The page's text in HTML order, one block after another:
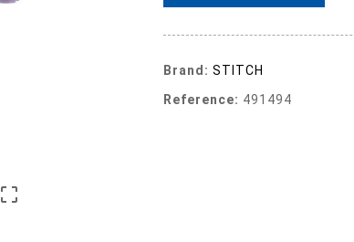

Brand: STITCH
Reference: 491494